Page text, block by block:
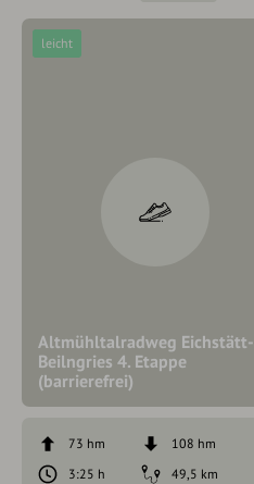
Altmühltalradweg Eichstätt-
Beilngries 4. Etappe
(barrierefrei)
leicht
73 hm
108 hm
3:25 h
49,5 km